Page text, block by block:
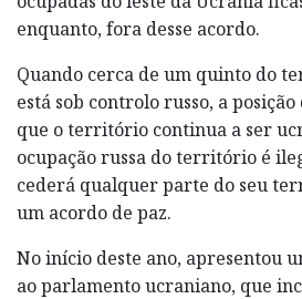
enquanto, fora desse acordo.
Quando cerca de um quinto do
está sob controlo russo, a
que o território continua a ser
ocupação russa do território é
cederá qualquer parte do seu
um acordo de paz.
No início deste ano, apresentou
ao parlamento ucraniano, que